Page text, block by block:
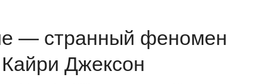
— странный феномен
Джексон